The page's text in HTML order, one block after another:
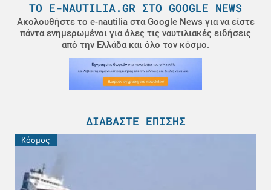
ΤΟ E-NAUTILIA.GR ΣΤΟ GOOGLE NEWS
Ακολουθήστε το e-nautilia στα Google News για να είστε
πάντα ενημερωμένοι για όλες τις ναυτιλιακές ειδήσεις
από την Ελλάδα και όλο τον κόσμο.
ΔΙΑΒΆΣΤΕ ΕΠΊΣΗΣ
Κόσμος